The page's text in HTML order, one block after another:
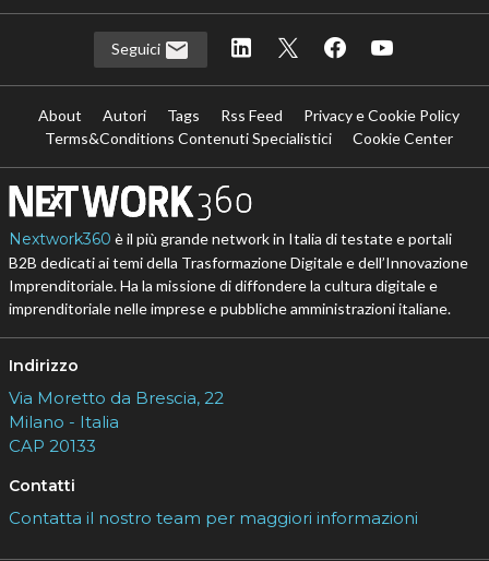
Seguici
About Autori Tags Rss Feed
Privacy e Cookie Policy
Terms&Conditions Contenuti Specialistici
Cookie Center
Nextwork360 è il più grande network in Italia di testate e portali
B2B dedicati ai temi della Trasformazione Digitale e dell’Innovazione
Imprenditoriale. Ha la missione di diffondere la cultura digitale e
imprenditoriale nelle imprese e pubbliche amministrazioni italiane.
Indirizzo
Via Moretto da Brescia, 22
Milano - Italia
CAP 20133
Contatti
Contatta il nostro team per maggiori informazioni